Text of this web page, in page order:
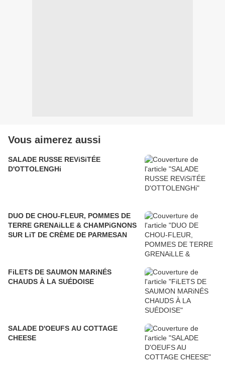
Vous aimerez aussi
SALADE RUSSE REViSiTÉE
D'OTTOLENGHi
DUO DE CHOU-FLEUR, POMMES DE
TERRE GRENAiLLE & CHAMPiGNONS
SUR LiT DE CRÈME DE PARMESAN
FiLETS DE SAUMON MARiNÉS
CHAUDS À LA SUÉDOISE
SALADE D'OEUFS AU COTTAGE
CHEESE